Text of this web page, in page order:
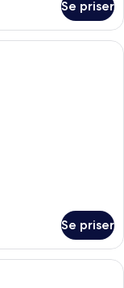
Se priser
soveværelse med en
Se priser
poolområde udendørs